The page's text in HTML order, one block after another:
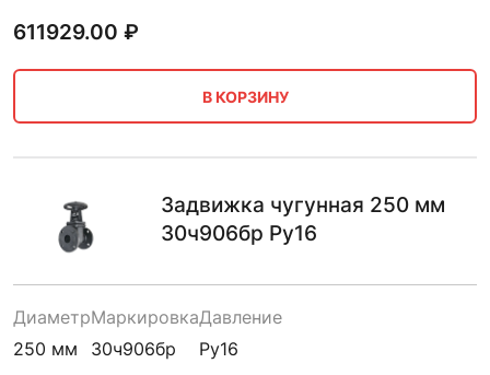
611929.00 ₽
В КОРЗИНУ
Задвижка чугунная 250 мм
30ч906бр Ру16
Диаметр
250 мм
Маркировка
30ч906бр
Давление
Ру16